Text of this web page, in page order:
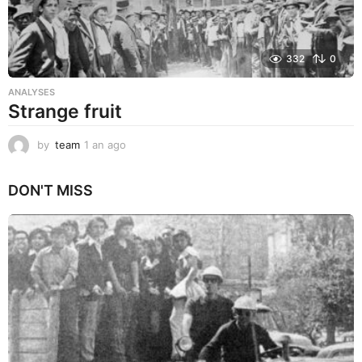
332 0
ANALYSES
Strange fruit
by team 1 an ago
o
DON'T MISS